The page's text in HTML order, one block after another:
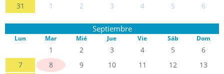
31
1 2 3 4 5 6
Septiembre
Lun Mar Mié Jue Vie Sáb Dom
1 2 3 4 5
6
7
8 9 10 11 12
13